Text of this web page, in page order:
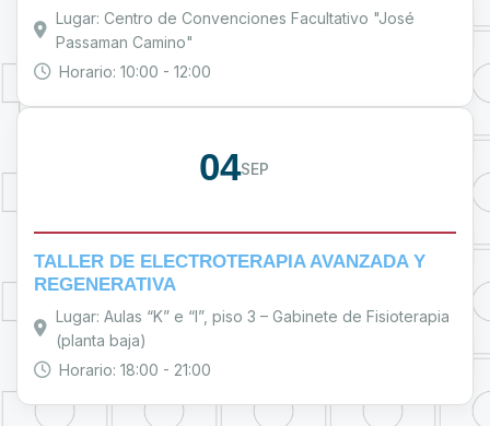
Lugar: Centro de Convenciones Facultativo "José
Passaman Camino"
Horario: 10:00 - 12:00
04SEP
TALLER DE ELECTROTERAPIA AVANZADA Y
REGENERATIVA
Lugar: Aulas “K” e “I”, piso 3 – Gabinete de Fisioterapia
(planta baja)
Horario: 18:00 - 21:00